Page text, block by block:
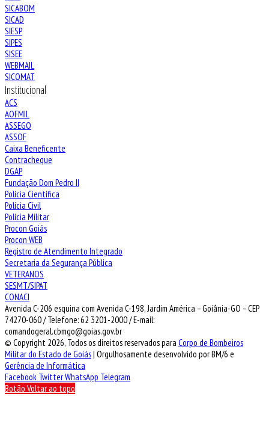
SICABOM
SICAD
SIESP
SIPES
SISEE
WEBMAIL
SICOMAT
Institucional
ACS
AOFMIL
ASSEGO
ASSOF
Caixa Beneficente
Contracheque
DGAP
Fundação Dom Pedro II
Polícia Científica
Polícia Civil
Polícia Militar
Procon Goiás
Procon WEB
Registro de Atendimento Integrado
Secretaria da Segurança Pública
VETERANOS
SESMT/SIPAT
CONACI
Avenida C-206 esquina com Avenida C-198, Jardim América – Goiânia-GO – CEP
74270-060 / Telefone: 62 3201-2000 / E-mail:
comandogeral.cbmgo@goias.gov.br
© Copyright 2026, Todos os direitos reservados para Corpo de Bombeiros
Militar do Estado de Goiás| Orgulhosamente desenvolvido por BM/6 e
Gerência de Informática
Facebook TwitterWhatsApp Telegram
Botão Voltar ao topo